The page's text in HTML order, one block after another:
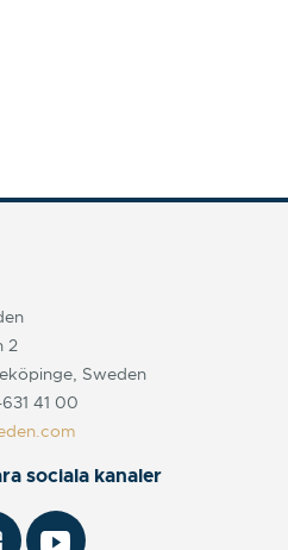
2
Sweden
41 00
sociala kanaler